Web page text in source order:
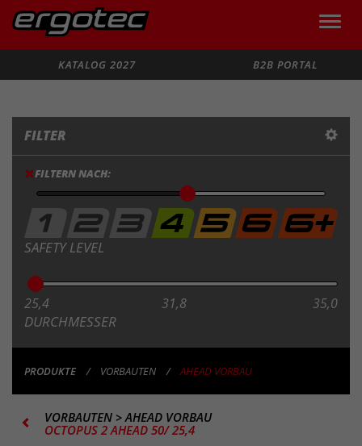
Toggle
KATALOG 2027
B2B PORTAL
FILTER
FILTERN NACH:
SAFETY LEVEL
25,4 31,8 35,0
DURCHMESSER
PRODUKTE VORBAUTEN AHEAD VORBAU
VORBAUTEN >AHEAD VORBAU
OCTOPUS 2 AHEAD 50/ 25,4